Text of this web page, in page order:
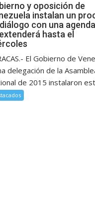
y oposición de
instalan un
con una
hasta el
El Gobierno de
delegación de la
de 2015 instalaron